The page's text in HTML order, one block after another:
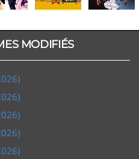
MODIFIÉS